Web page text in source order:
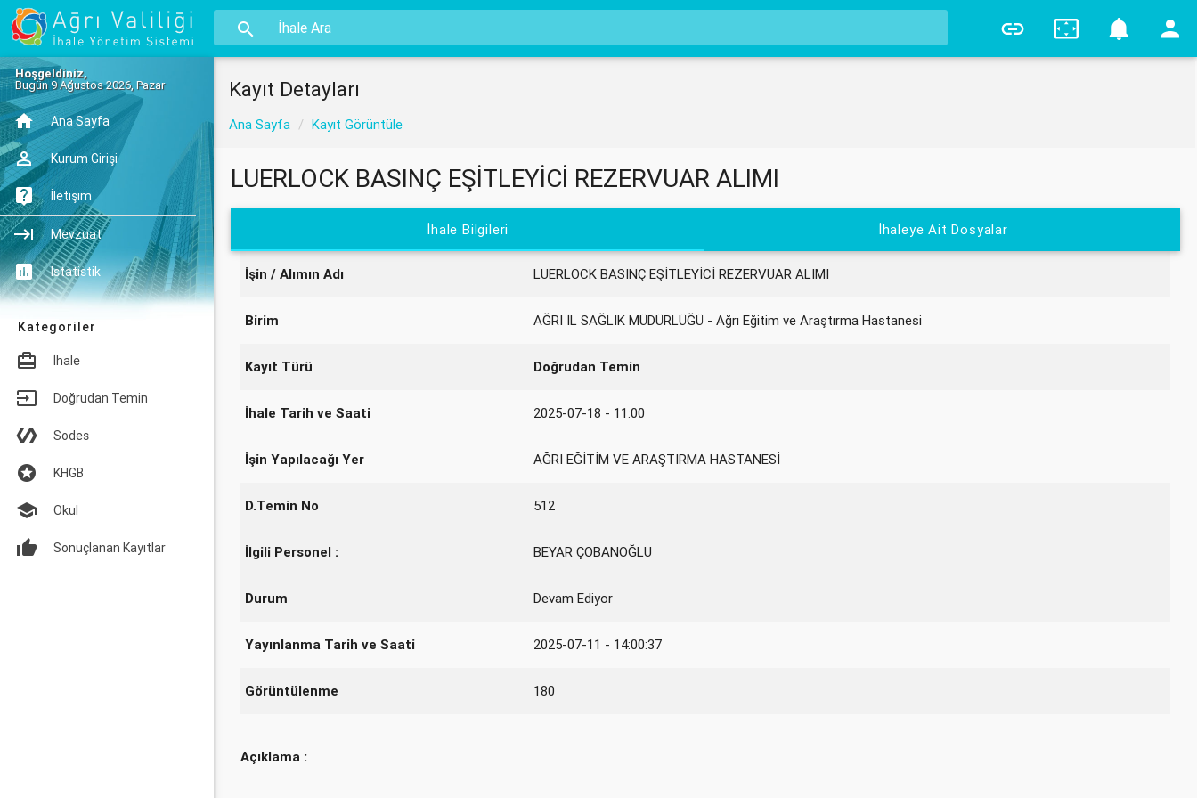
Hoşgeldiniz,
Bugün 9 Ağustos 2026, Pazar
Ana Sayfa
Kurum Girişi
İletişim
Mevzuat
İstatistik
Kategoriler
İhale
Doğrudan Temin
Sodes
KHGB
Okul
Sonuçlanan Kayıtlar
Kayıt Detayları
Ana Sayfa Kayıt Görüntüle
LUERLOCK BASINÇ EŞİTLEYİCİ REZERVUAR ALIMI
İhale Bilgileri İhaleye Ait Dosyalar
İşin / Alımın Adı LUERLOCK BASINÇ EŞİTLEYİCİ REZERVUAR ALIMI
Birim AĞRI İL SAĞLIK MÜDÜRLÜĞÜ - Ağrı Eğitim ve Araştırma Hastanesi
Kayıt Türü Doğrudan Temin
İhale Tarih ve Saati 2025-07-18 - 11:00
İşin Yapılacağı Yer AĞRI EĞİTİM VE ARAŞTIRMA HASTANESİ
D.Temin No 512
İlgili Personel : BEYAR ÇOBANOĞLU
Durum Devam Ediyor
Yayınlanma Tarih ve Saati 2025-07-11 - 14:00:37
Görüntülenme 180
Açıklama :